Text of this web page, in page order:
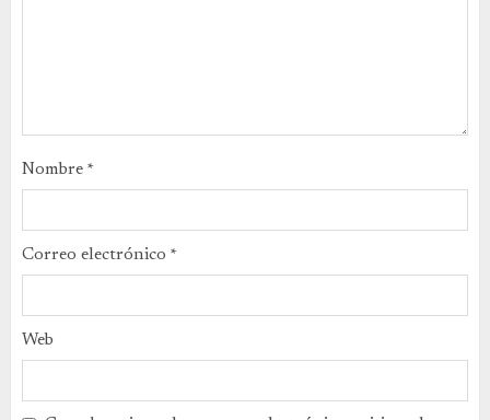
Nombre *
Correo electrónico *
Web